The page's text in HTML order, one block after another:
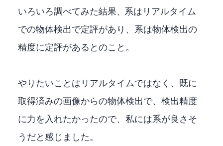
いろいろ調べてみた結果、YOLO系はリアルタイム
での物体検出で定評があり、DETR系は物体検出の
精度に定評があるとのこと。
やりたいことはリアルタイムではなく、既に
取得済みの画像からの物体検出で、検出精度
に力を入れたかったので、私にはDETR系が良さそ
うだと感じました。